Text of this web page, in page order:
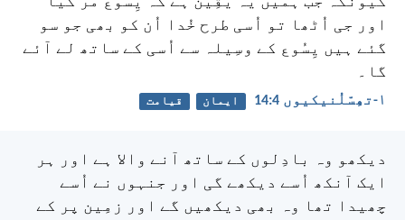
اور جی اُٹھا تو اُسی طرح خُدا اُن کو بھی جو سو
گئے ہیں یِسُوع کے وسِیلہ سے اُسی کے ساتھ لے آئے
گا۔
۱-تھِسّلُنیکیوں 4:‏14 ایمان قیامت
دیکھو وہ بادِلوں کے ساتھ آنے والا ہے اور ہر
ایک آنکھ اُسے دیکھے گی اور جنہوں نے اُسے
چھیدا تھا وہ بھی دیکھیں گے اور زمِین پر کے